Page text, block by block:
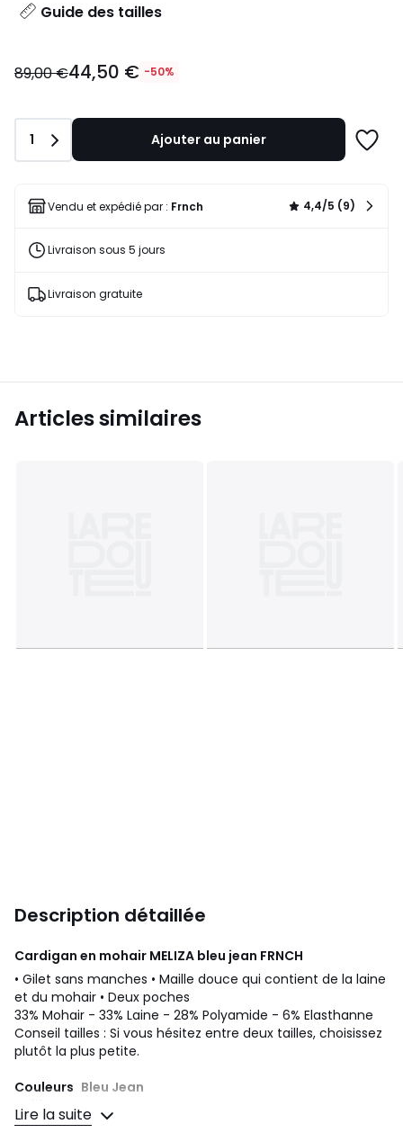
Guide des tailles
€
89,00
€
de
réduction
89,00 €44,50 € -50%
Quantité
1 Ajouter au panier
liste
Vendu et expédié par : Frnch 4,4/5 (9)
Livraison sous 5 jours
Livraison gratuite
Articles similaires
Description détaillée
Cardigan en mohair MELIZA bleu jean FRNCH
• Gilet sans manches • Maille douce qui contient de la laine
et du mohair • Deux poches
33% Mohair - 33% Laine - 28% Polyamide - 6% Elasthanne
Conseil tailles : Si vous hésitez entre deux tailles, choisissez
plutôt la plus petite.
Couleurs Bleu Jean
Tailles
S, M
Lire la suite